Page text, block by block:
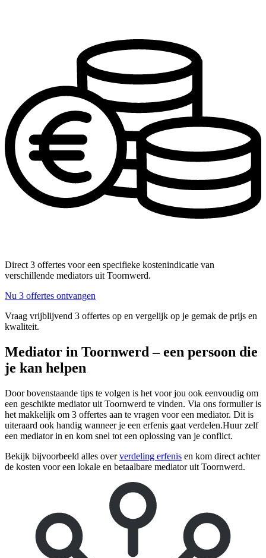
Direct 3 offertes voor een specifieke kostenindicatie van
verschillende mediators uit Toornwerd.
Nu 3 offertes ontvangen
Vraag vrijblijvend 3 offertes op en vergelijk op je gemak de prijs en
kwaliteit.
Mediator in Toornwerd – een persoon die
je kan helpen
Door bovenstaande tips te volgen is het voor jou ook eenvoudig om
een geschikte mediator uit Toornwerd te vinden. Via ons formulier is
het makkelijk om 3 offertes aan te vragen voor een mediator. Dit is
uiteraard ook handig wanneer je een erfenis gaat verdelen.Huur zelf
een mediator in en kom snel tot een oplossing van je conflict.
Bekijk bijvoorbeeld alles oververdeling erfenis en kom direct achter
de kosten voor een lokale en betaalbare mediator uit Toornwerd.